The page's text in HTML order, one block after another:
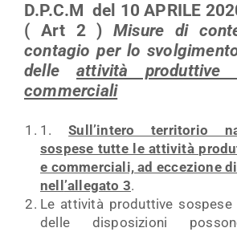
D.P.C.M del 10 APRILE
( Art 2 ) Misure di
contagio per lo
delle attività produttive
commerciali
1.Sull’intero territorio
sospese tutte le attività
e commerciali, ad eccezione
nell ’allegato 3.
Le attività produttive sospese
delle disposizioni